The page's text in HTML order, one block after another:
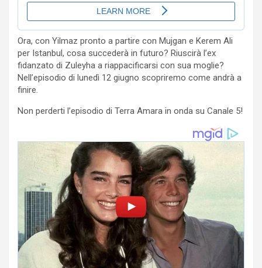
Ora, con Yilmaz pronto a partire con Mujgan e Kerem Ali
per Istanbul, cosa succederà in futuro? Riuscirà l’ex
fidanzato di Zuleyha a riappacificarsi con sua moglie?
Nell’episodio di lunedì 12 giugno scopriremo come andrà a
finire.
Non perderti l’episodio di Terra Amara in onda su Canale 5!